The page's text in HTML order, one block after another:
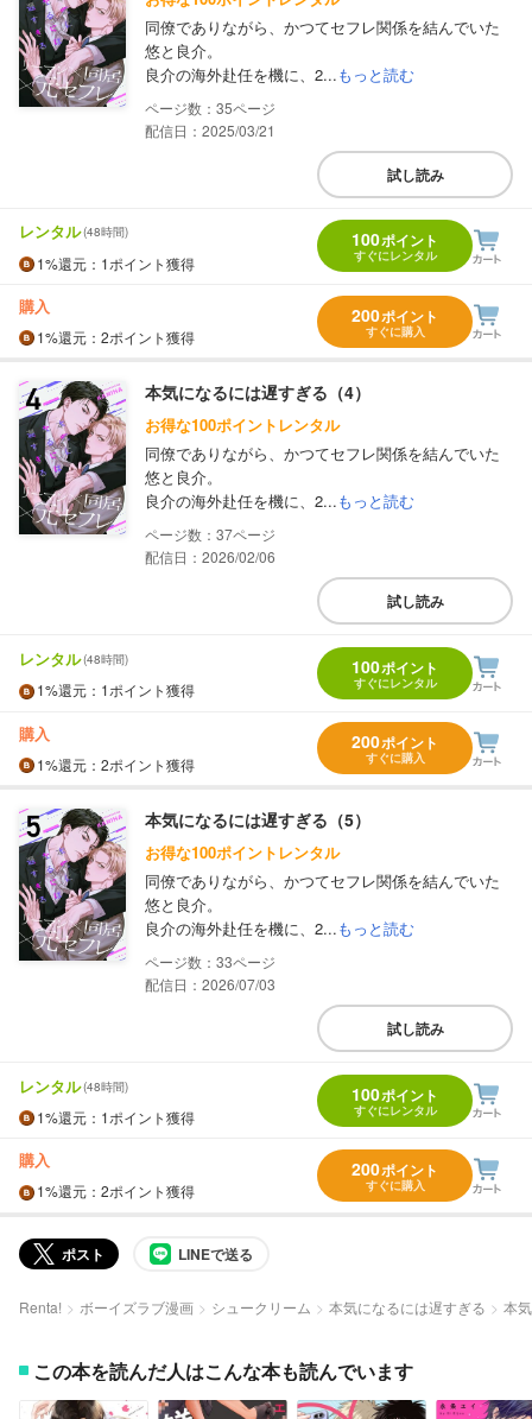
同僚でありながら、かつてセフレ関係を結んでいた
悠と良介。
良介の海外赴任を機に、2...もっと読む
35
配信日：2025/03/21
試し読み
レンタル(48時間)
1%還元 ：1ポイント獲得
100ポイント
すぐにレンタル
購入
1%還元 ：2ポイント獲得
200ポイント
すぐに購入
本気になるには遅すぎる（4）
お得な100ポイントレンタル
同僚でありながら、かつてセフレ関係を結んでいた
悠と良介。
良介の海外赴任を機に、2...もっと読む
37
配信日：2026/02/06
試し読み
レンタル(48時間)
1%還元 ：1ポイント獲得
100ポイント
すぐにレンタル
購入
1%還元 ：2ポイント獲得
200ポイント
すぐに購入
本気になるには遅すぎる（5）
お得な100ポイントレンタル
同僚でありながら、かつてセフレ関係を結んでいた
悠と良介。
良介の海外赴任を機に、2...もっと読む
33
配信日：2026/07/03
試し読み
レンタル(48時間)
1%還元 ：1ポイント獲得
100ポイント
すぐにレンタル
購入
1%還元 ：2ポイント獲得
200ポイント
すぐに購入
ポスト LINEで送る
Renta! ボーイズラブ漫画 シュークリーム 本気になるには遅すぎる 本
この本を読んだ人はこんな本も読んでいます